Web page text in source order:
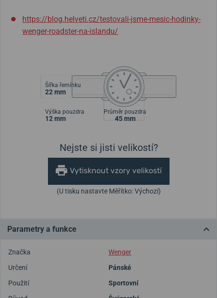
https://blog.helveti.cz/testovali-jsme-mesic-hodinky-
wenger-roadster-na-islandu/
Šířka řemínku
22 mm
Výška pouzdra
12 mm
Průměr pouzdra
45 mm
Nejste si jisti velikostí?
Vytisknout vzory velikostí
(U tisku nastavte Měřítko: Výchozí)
Parametry a funkce
Značka
Wenger
Určení
Pánské
Použití
Sportovní